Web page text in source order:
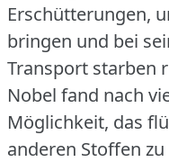
Erschütterungen,
bringen und bei
Transport starben
Nobel fand nach
Möglichkeit, das
anderen Stoffen